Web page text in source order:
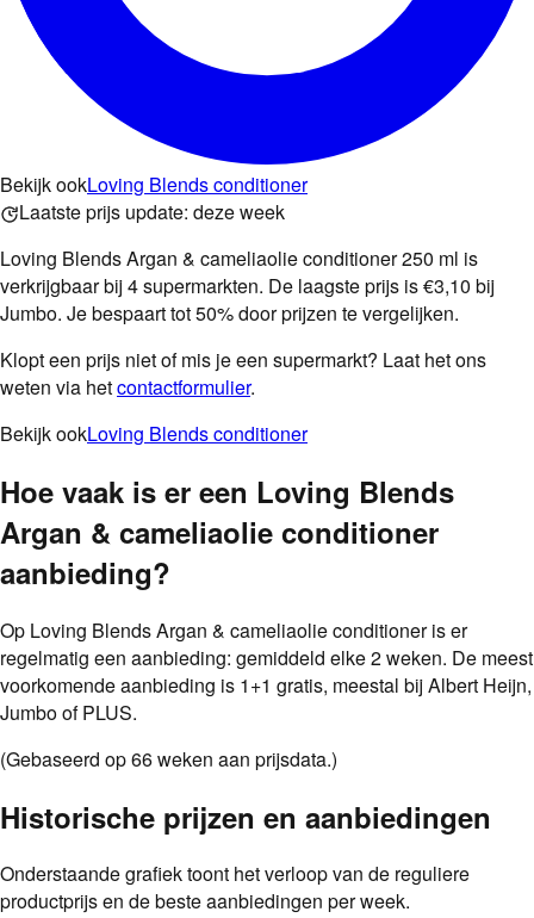
Bekijk ookLoving Blends conditioner
Laatste prijs update: deze week
Loving Blends Argan & cameliaolie conditioner 250 ml is
verkrijgbaar bij 4 supermarkten. De laagste prijs is €3,10 bij
Jumbo. Je bespaart tot 50% door prijzen te vergelijken.
Klopt een prijs niet of mis je een supermarkt? Laat het ons
weten via hetcontactformulier.
Bekijk ookLoving Blends conditioner
Hoe vaak is er een Loving Blends
Argan & cameliaolie conditioner
aanbieding?
Op Loving Blends Argan & cameliaolie conditioneris er
regelmatig een aanbieding: gemiddeld elke2 weken. De meest
voorkomende aanbieding is 1+1 gratis, meestal bijAlbert Heijn,
Jumbo of PLUS.
(Gebaseerd op66weken aan prijsdata.)
Historische prijzen en aanbiedingen
Onderstaande grafiek toont het verloop van de reguliere
productprijs en de beste aanbiedingen per week.